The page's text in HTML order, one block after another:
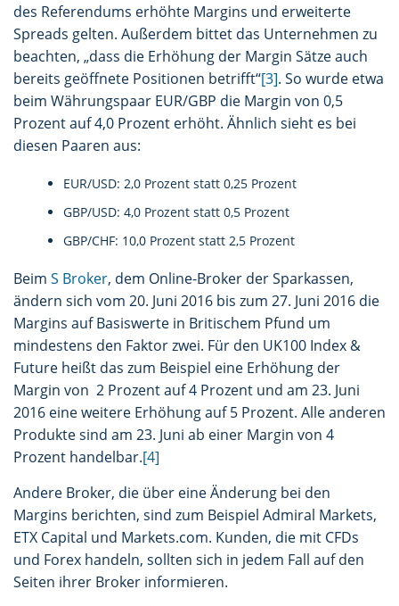
des Referendums erhöhte Margins und erweiterte
Spreads gelten. Außerdem bittet das Unternehmen zu
beachten, „dass die Erhöhung der Margin Sätze auch
bereits geöffnete Positionen betrifft“[3]. So wurde etwa
beim Währungspaar EUR/GBP die Margin von 0,5
Prozent auf 4,0 Prozent erhöht. Ähnlich sieht es bei
diesen Paaren aus:
EUR/USD: 2,0 Prozent statt 0,25 Prozent
GBP/USD: 4,0 Prozent statt 0,5 Prozent
GBP/CHF: 10,0 Prozent statt 2,5 Prozent
Beim S Broker, dem Online-Broker der Sparkassen,
ändern sich vom 20. Juni 2016 bis zum 27. Juni 2016 die
Margins auf Basiswerte in Britischem Pfund um
mindestens den Faktor zwei. Für den UK100 Index &
Future heißt das zum Beispiel eine Erhöhung der
Margin von 2 Prozent auf 4 Prozent und am 23. Juni
2016 eine weitere Erhöhung auf 5 Prozent. Alle anderen
Produkte sind am 23. Juni ab einer Margin von 4
Prozent handelbar.[4]
Andere Broker, die über eine Änderung bei den
Margins berichten, sind zum Beispiel Admiral Markets,
ETX Capital und Markets.com. Kunden, die mit CFDs
und Forex handeln, sollten sich in jedem Fall auf den
Seiten ihrer Broker informieren.